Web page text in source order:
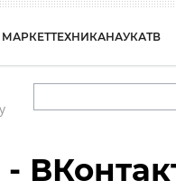
МАРКЕТТЕХНИКАНАУКАТВ